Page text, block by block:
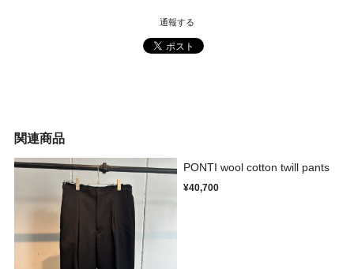
通報する
関連商品
PONTI wool cotton twill pants
¥40,700